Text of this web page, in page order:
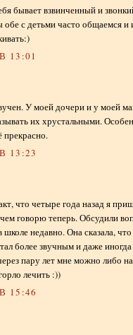
бывает взвинченный и
с детьми часто общаемся и
13:01
У моей дочери и у моей
их хрустальными.
прекрасно.
13:23
что четыре года назад я
говорю теперь. Обсудили
школе недавно. Она сказала,
более звучным и даже
пару лет мне можно либо
лечить :))
15:46